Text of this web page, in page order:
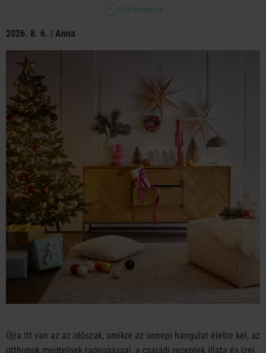
több kategória
2026. 8. 6. | Anna
Újra itt van az az időszak, amikor az ünnepi hangulat életre kel, az
otthonok megtelnek ragyogással, a családi receptek illata és ízei